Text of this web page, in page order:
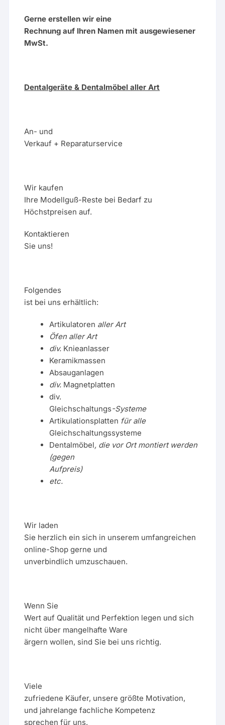
Gerne erstellen wir eine
Rechnung auf Ihren Namen mit ausgewiesener
MwSt.
Dentalgeräte & Dentalmöbel aller Art
An- und
Verkauf + Reparaturservice
Wir kaufen
Ihre Modellguß-Reste bei Bedarf zu
Höchstpreisen auf.
Kontaktieren
Sie uns!
Folgendes
ist bei uns erhältlich:
Artikulatoren aller Art
Öfen aller Art
div. Knieanlasser
Keramikmassen
Absauganlagen
div. Magnetplatten
div.
Gleichschaltungs-Systeme
Artikulationsplatten für alle
Gleichschaltungssysteme
Dentalmöbel, die vor Ort montiert werden
(gegen
Aufpreis)
etc.
Wir laden
Sie herzlich ein sich in unserem umfangreichen
online-Shop gerne und
unverbindlich umzuschauen.
Wenn Sie
Wert auf Qualität und Perfektion legen und sich
nicht über mangelhafte Ware
ärgern wollen, sind Sie bei uns richtig.
Viele
zufriedene Käufer, unsere größte Motivation,
und jahrelange fachliche Kompetenz
sprechen für uns.